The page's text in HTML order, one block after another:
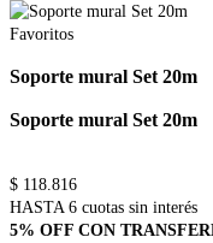
Favoritos
Soporte mural Set 20m
Soporte mural Set 20m
$ 118.816
HASTA 6 cuotas sin interés
5% OFF CON